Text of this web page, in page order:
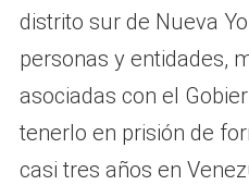
distrito sur de Nueva
personas y entidades,
asociadas con el
tenerlo en prisión de
casi tres años en